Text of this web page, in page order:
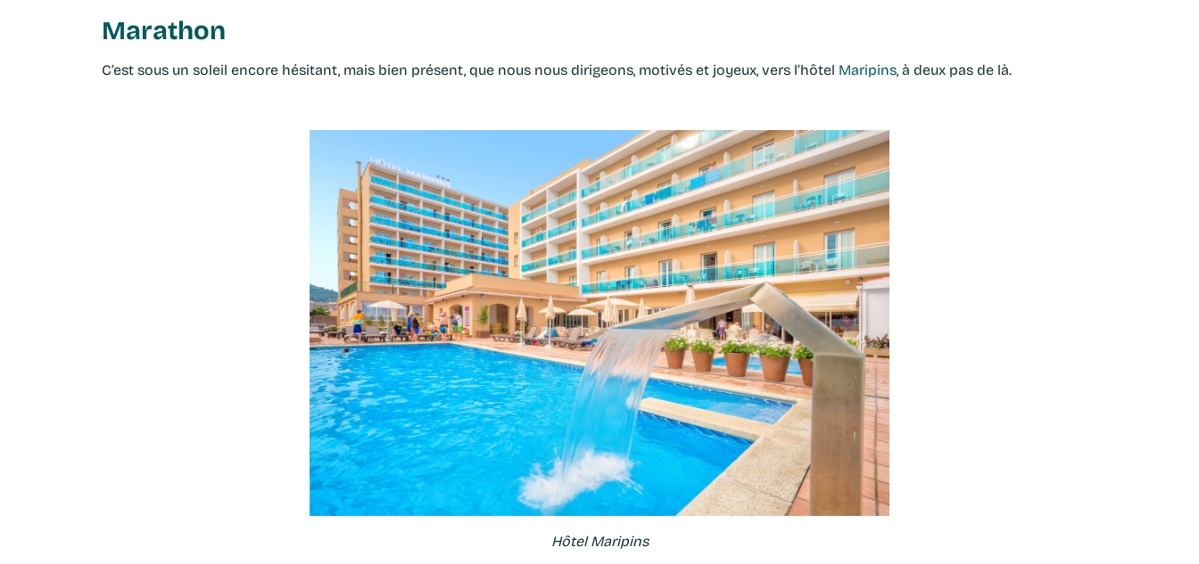
Marathon
C’est sous un soleil encore hésitant, mais bien présent, que nous nous dirigeons, motivés et joyeux, vers l’hôtel Maripins, à deux pas de là.
Hôtel Maripins